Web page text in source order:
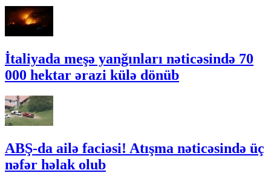
İtaliyada meşə yanğınları nəticəsində 70
000 hektar ərazi külə dönüb
ABŞ-da ailə faciəsi! Atışma nəticəsində üç
nəfər həlak olub